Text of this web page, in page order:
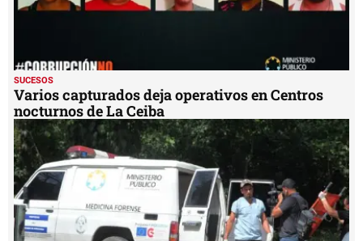
SUCESOS
Varios capturados deja operativos en Centros
nocturnos de La Ceiba